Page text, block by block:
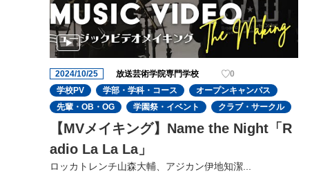
2024/10/25 放送芸術学院専門学校
0
学校PV
学部・学科・コース
オープンキャンパス
先輩・OB・OG
学園祭・イベント クラブ・サークル
【MVメイキング】Name the Night「R
adio La La La」
ロッカトレンチ山森大輔、アジカン伊地知潔...